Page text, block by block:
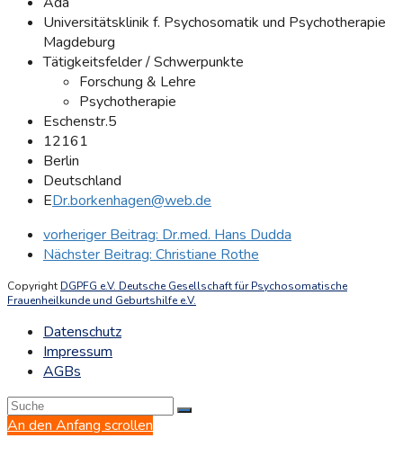
Universitätsklinik f. Psychosomatik und Psychotherapie
Magdeburg
Tätigkeitsfelder / Schwerpunkte
Forschung & Lehre
Psychotherapie
Eschenstr.5
12161
Berlin
Deutschland
EDr.borkenhagen@web.de
vorheriger Beitrag: Dr.med. Hans Dudda
Nächster Beitrag: Christiane Rothe
Copyright DGPFG e.V. Deutsche Gesellschaft für Psychosomatische
Frauenheilkunde und Geburtshilfe e.V.
Datenschutz
Impressum
AGBs
An den Anfang scrollen